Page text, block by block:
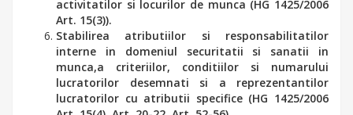
activitatilor si locurilor de munca (HG 1425/2006
Art. 15(3)).
Stabilirea atributiilor si responsabilitatilor
interne in domeniul securitatii si sanatii in
munca,a criteriilor, conditiilor si numarului
lucratorilor desemnati si a reprezentantilor
lucratorilor cu atributii specifice (HG 1425/2006